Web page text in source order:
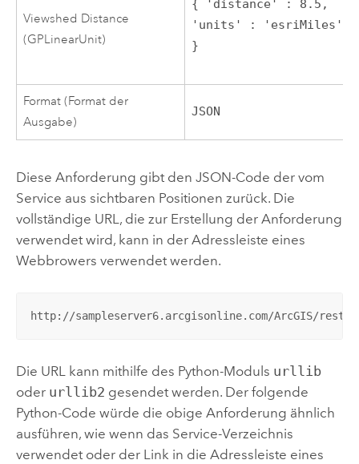
Viewshed Distance
(GPLinearUnit)
{ 'distance' : 8.5,
'units' : 'esriMiles'
}
Format (Format der
Ausgabe)
JSON
Diese Anforderung gibt den JSON-Code der vom
Service aus sichtbaren Positionen zurück. Die
vollständige URL, die zur Erstellung der Anforderung
verwendet wird, kann in der Adressleiste eines
Webbrowers verwendet werden.
http://sampleserver6.arcgisonline.com/ArcGIS/rest/
Die URL kann mithilfe des Python-Moduls urllib
oder urllib2 gesendet werden. Der folgende
Python-Code würde die obige Anforderung ähnlich
ausführen, wie wenn das Service-Verzeichnis
verwendet oder der Link in die Adressleiste eines